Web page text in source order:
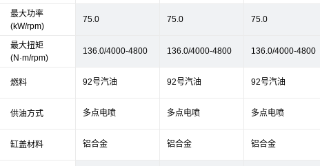
最大功率
(kW/rpm)
最大扭矩
(N·m/rpm)
燃料
供油方式
缸盖材料
75.0 75.0 75.0
136.0/4000-4800 136.0/4000-4800 136.0/4000-4800
92号汽油 92号汽油 92号汽油
多点电喷 多点电喷 多点电喷
铝合金 铝合金 铝合金